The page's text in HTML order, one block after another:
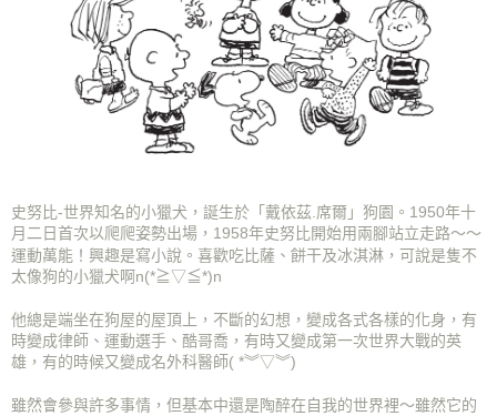
是否繳費成功／繳費後需取消欲退款等相關疑問，請聯繫「AFTEE先享後付
客戶支援中心」https://netprotections.freshdesk.com/support/home
【注意事項】
１．透過由恩沛科技股份有限公司提供之「AFTEE先享後付」服務完成之交
易，需依本服務之必要範圍內提供個人資料，並將交易相關給付款項請求債
權轉讓予恩沛科技股份有限公司。
２．關於個人資料處理事宜，請瀏覽以下網址：
「AFTEE先享後付」，若未經同意申辦者引起之損失，本公司不負相關責
任。
４．使用「AFTEE先享後付」時，將依據個別帳號之用戶狀況，依本公司即
時審查核予不同之上限額度；若仍有額度不足之情形，本公司將視審查結果
請求用戶進行身份認證。
５．嚴禁一人註冊多個帳號或使用他人資訊註冊。若發現惡意使用之情形，
恩沛科技股份有限公司將有權停止該用戶之使用額度並採取法律行動。
每筆NT$70，滿NT$899(含以上)免運費
每筆NT$80，滿NT$899(含以上)免運費
史努比-世界知名的小獵犬，誕生於「戴依茲.席爾」狗園。1950年十
月二日首次以爬爬姿勢出場，1958年史努比開始用兩腳站立走路～～
運動萬能！興趣是寫小說。 喜歡吃比薩、餅干及冰淇淋，可說是隻不
太像狗的小獵犬啊n(*≧▽≦*)n
他總是端坐在狗屋的屋頂上，不斷的幻想，變成各式各樣的化身，有
時變成律師、運動選手、酷哥喬，有時又變成第一次世界大戰的英
雄，有的時候又變成名外科醫師( *︾▽︾)
雖然會參與許多事情，但基本中還是陶醉在自我的世界裡～雖然它的